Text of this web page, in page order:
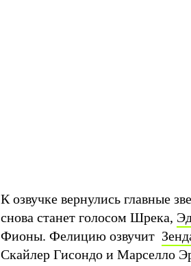
К озвучке вернулись главные
снова станет голосом Шрека,
Фионы. Фелицию озвучит
Скайлер Гисондо и Марселло